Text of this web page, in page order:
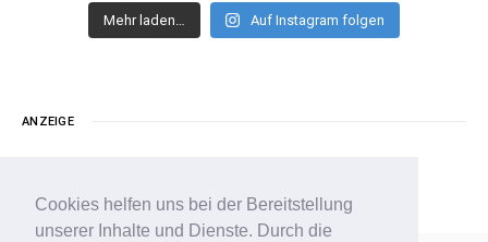
Cookies helfen uns bei der Bereitstellung
unserer Inhalte und Dienste. Durch die
Mehr laden… Auf Instagram folgen
ANZEIGE